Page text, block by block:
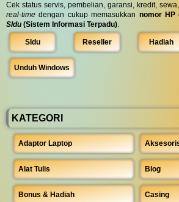
Cek status servis, pembelian, garansi, kredit,
real-time dengan cukup memasukkan nomor HP
SIdu (Sistem Informasi Terpadu).
SIdu Reseller Hadiah
Unduh Windows
KATEGORI
Adaptor Laptop
Alat Tulis Blog
Bonus & Hadiah Casing